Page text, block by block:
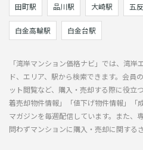
田町駅 品川駅 大崎駅 五
白金高輪駅 白金台駅
「湾岸マンション価格ナビ」では、湾
ド、エリア、駅から検索できます。会員
ット閲覧など、購入・売却する際に役立
着売却物件情報」「値下げ物件情報」「
マガジンを毎週配信しています。また、
問わずマンションに購入・売却に関する